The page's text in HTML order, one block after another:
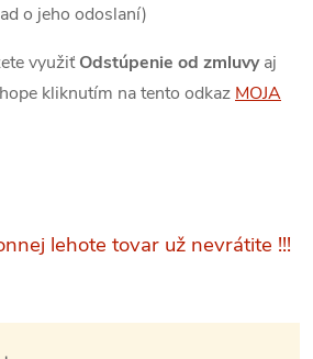
o jeho odoslaní)
využiťOdstúpenie od zmluvyaj
kliknutím na tento odkaz MOJA
lehote tovar už nevrátite !!!